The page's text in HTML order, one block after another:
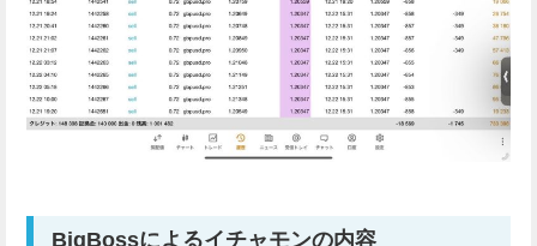
BigBossによるイチャモンの内容